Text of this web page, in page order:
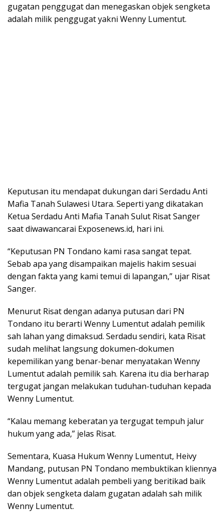
gugatan penggugat dan menegaskan objek sengketa
adalah milik penggugat yakni Wenny Lumentut.
Keputusan itu mendapat dukungan dari Serdadu Anti
Mafia Tanah Sulawesi Utara. Seperti yang dikatakan
Ketua Serdadu Anti Mafia Tanah Sulut Risat Sanger
saat diwawancarai Exposenews.id, hari ini.
“Keputusan PN Tondano kami rasa sangat tepat.
Sebab apa yang disampaikan majelis hakim sesuai
dengan fakta yang kami temui di lapangan,” ujar Risat
Sanger.
Menurut Risat dengan adanya putusan dari PN
Tondano itu berarti Wenny Lumentut adalah pemilik
sah lahan yang dimaksud. Serdadu sendiri, kata Risat
sudah melihat langsung dokumen-dokumen
kepemilikan yang benar-benar menyatakan Wenny
Lumentut adalah pemilik sah. Karena itu dia berharap
tergugat jangan melakukan tuduhan-tuduhan kepada
Wenny Lumentut.
“Kalau memang keberatan ya tergugat tempuh jalur
hukum yang ada,” jelas Risat.
Sementara, Kuasa Hukum Wenny Lumentut, Heivy
Mandang, putusan PN Tondano membuktikan kliennya
Wenny Lumentut adalah pembeli yang beritikad baik
dan objek sengketa dalam gugatan adalah sah milik
Wenny Lumentut.